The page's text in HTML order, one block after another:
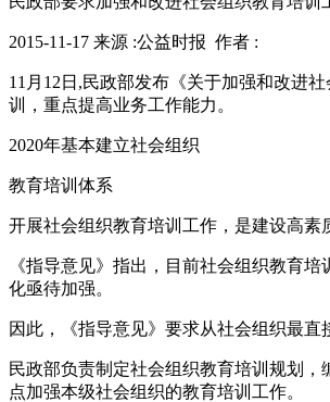
2015-11-17 来源 :公益时报 作者 :
11月12日,民政部发布《关于加强和改进
训，重点提高业务工作能力。
2020年基本建立社会组织
教育培训体系
开展社会组织教育培训工作，是建设高素
《指导意见》指出，目前社会组织教育
化亟待加强。
因此，《指导意见》要求从社会组织最
民政部负责制定社会组织教育培训规划
点加强本级社会组织的教育培训工作。